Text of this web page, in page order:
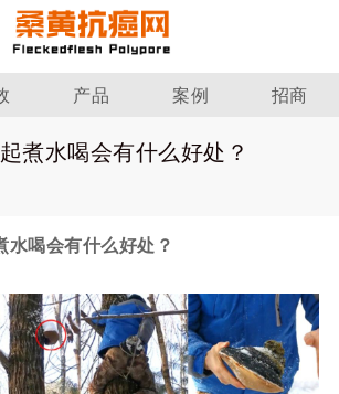
产品 案例 招商
煮水喝会有什么好处？
水喝会有什么好处？